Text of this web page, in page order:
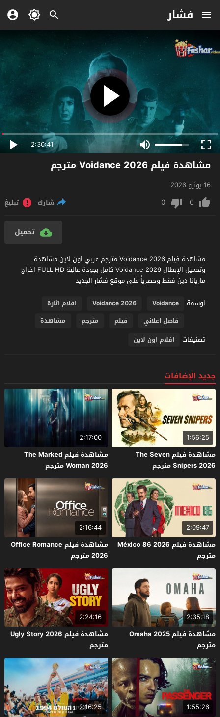
فشار
2:30:41
مشاهدة فيلم Voidance 2026 مترجم
16 يونيو 2026
0
0 شارك تبليغ
تحميل
مشاهدة فيلم Voidance 2026 مترجم عربي اون لاين مشاهدة
وتحميل الإبطال Voidance 2026 كامل بجودة عالية FULL HD اخراج
ماريانا دين فقط وحصرياً على موقع فشار الجديد
اوسمة
Voidance
Voidance 2026
افلام اثارة
فاصل اعلاني
فيلم مترجم مشاهدة
تصنيفات افلام اون لاين
جديد الإضافات
1:56:25
مشاهدة فيلم The Seven
Snipers 2026 مترجم
2:17:00
مشاهدة فيلم The Marked
Woman 2026 مترجم
2:09:47
مشاهدة فيلم México 86 2026
مترجم
2:16:44
مشاهدة فيلم Office Romance
2026 مترجم
2:35:18
مشاهدة فيلم Omaha 2025
مترجم
2:24:16
مشاهدة فيلم Ugly Story 2026
مترجم
1:55:26
2:16:25